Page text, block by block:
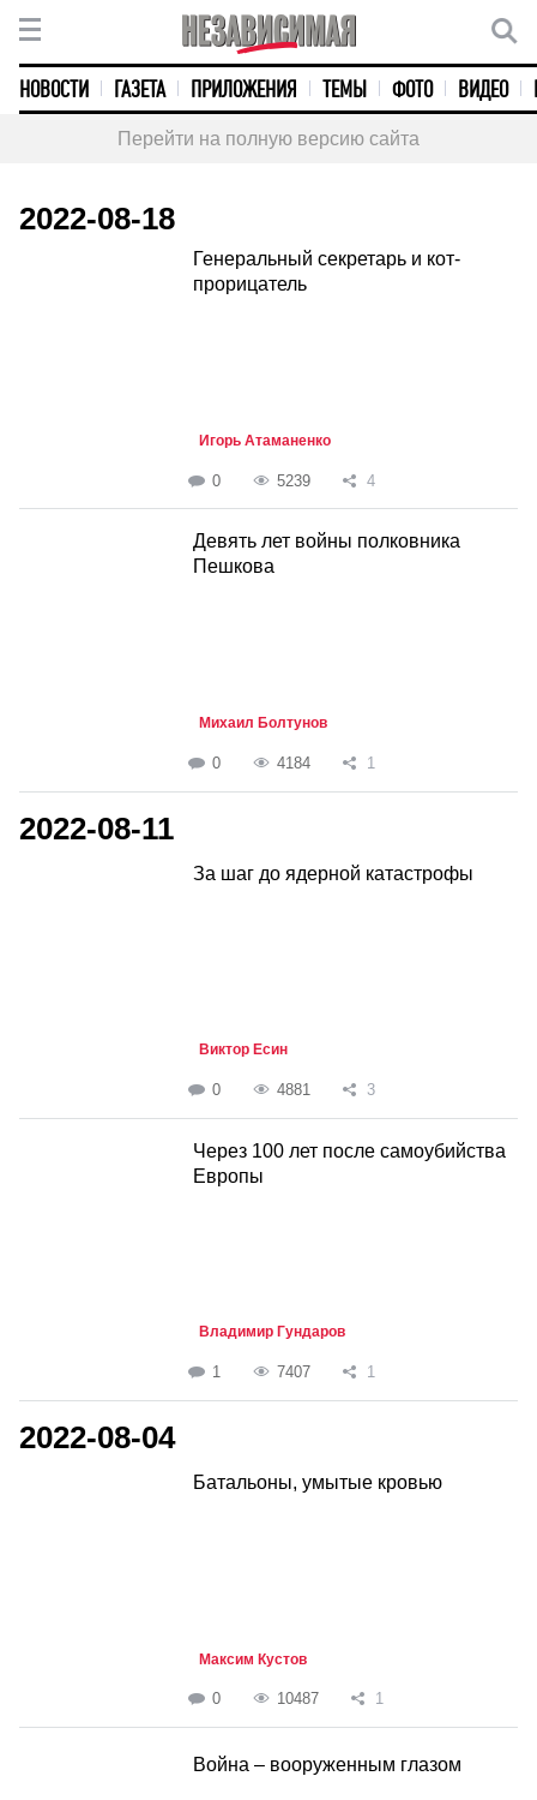
НОВОСТИ ГАЗЕТА ПРИЛОЖЕНИЯ ТЕМЫ ФОТО ВИДЕО
Перейти на полную версию сайта
2022-08-18
Генеральный секретарь и кот-
прорицатель
Игорь Атаманенко
0 5239 4
Девять лет войны полковника
Пешкова
Михаил Болтунов
0 4184 1
2022-08-11
За шаг до ядерной катастрофы
Виктор Есин
0 4881 3
Через 100 лет после самоубийства
Европы
Владимир Гундаров
1 7407 1
2022-08-04
Батальоны, умытые кровью
Максим Кустов
0 10487 1
Война – вооруженным глазом